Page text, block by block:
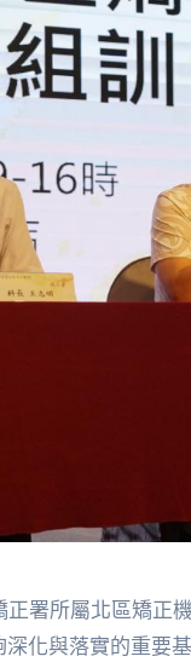
署所屬北區矯正
化與落實的重要